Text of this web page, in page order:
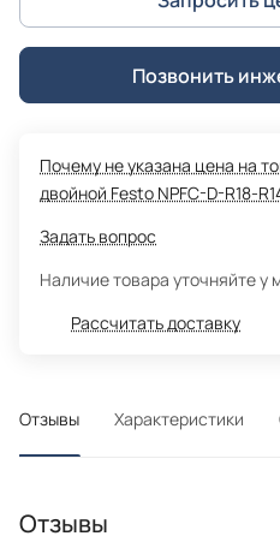
Позвонить
Почему не указана цена на
двойной Festo NPFC-D-R18-
Задать вопрос
Наличие товара уточняйте у
Рассчитать доставку
Отзывы Характеристики
Отзывы